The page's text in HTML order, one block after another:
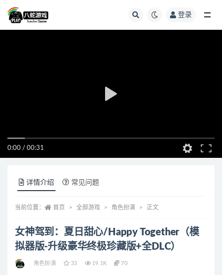
登录
0:00 / 00:31
详情介绍 常见问题
当前位置： 首页 全部游戏 角色扮演 正文
女神驾到：夏日甜心/Happy Together（模
拟器版-升级豪华终极珍藏版+全DLC）
角色扮演 33 19.1K 70